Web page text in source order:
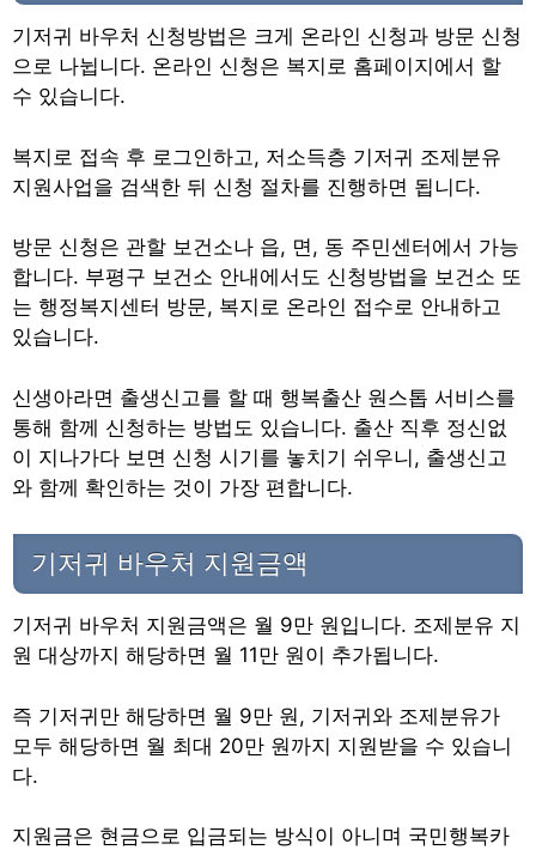
기저귀 바우처 신청방법은 크게 온라인 신청과 방문 신청
으로 나뉩니다. 온라인 신청은 복지로 홈페이지에서 할
수 있습니다.
복지로 접속 후 로그인하고, 저소득층 기저귀 조제분유
지원사업을 검색한 뒤 신청 절차를 진행하면 됩니다.
방문 신청은 관할 보건소나 읍, 면, 동 주민센터에서 가능
합니다. 부평구 보건소 안내에서도 신청방법을 보건소 또
는 행정복지센터 방문, 복지로 온라인 접수로 안내하고
있습니다.
신생아라면 출생신고를 할 때 행복출산 원스톱 서비스를
통해 함께 신청하는 방법도 있습니다. 출산 직후 정신없
이 지나가다 보면 신청 시기를 놓치기 쉬우니, 출생신고
와 함께 확인하는 것이 가장 편합니다.
기저귀 바우처 지원금액
기저귀 바우처 지원금액은 월 9만 원입니다. 조제분유 지
원 대상까지 해당하면 월 11만 원이 추가됩니다.
즉 기저귀만 해당하면 월 9만 원, 기저귀와 조제분유가
모두 해당하면 월 최대 20만 원까지 지원받을 수 있습니
다.
지원금은 현금으로 입금되는 방식이 아니며 국민행복카